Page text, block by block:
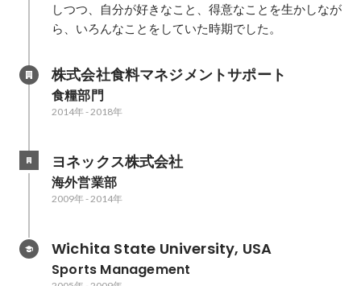
しつつ、自分が好きなこと、得意なことを生かしなが
ら、いろんなことをしていた時期でした。
株式会社食料マネジメントサポート
食糧部門
2014年- 2018年
ヨネックス株式会社
海外営業部
2009年- 2014年
Wichita State University, USA
Sports Management